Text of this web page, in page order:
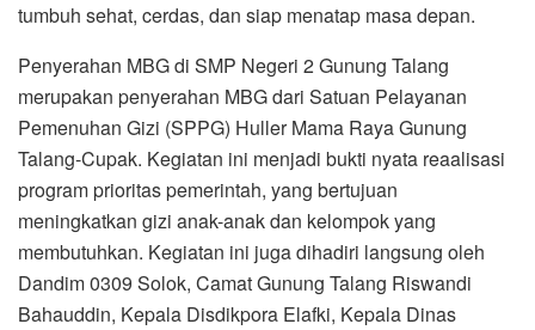
tumbuh sehat, cerdas, dan siap menatap masa depan.
Penyerahan MBG di SMP Negeri 2 Gunung Talang
merupakan penyerahan MBG dari Satuan Pelayanan
Pemenuhan Gizi (SPPG) Huller Mama Raya Gunung
Talang-Cupak. Kegiatan ini menjadi bukti nyata reaalisasi
program prioritas pemerintah, yang bertujuan
meningkatkan gizi anak-anak dan kelompok yang
membutuhkan. Kegiatan ini juga dihadiri langsung oleh
Dandim 0309 Solok, Camat Gunung Talang Riswandi
Bahauddin, Kepala Disdikpora Elafki, Kepala Dinas